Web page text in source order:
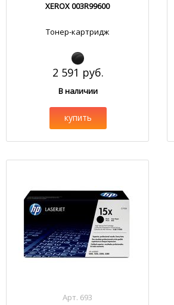
XEROX 003R99600
Тонер-картридж
2 591 руб.
В наличии
купить
Арт. 693